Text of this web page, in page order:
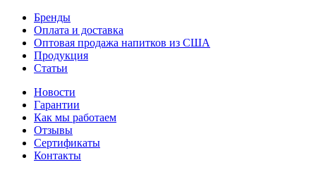
Бренды
Оплата и доставка
Оптовая продажа напитков из США
Продукция
Статьи
Новости
Гарантии
Как мы работаем
Отзывы
Сертификаты
Контакты